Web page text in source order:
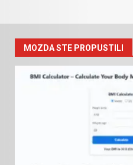
MOZDA STE PROPUSTILI